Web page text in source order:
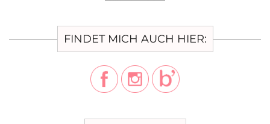
FINDET MICH AUCH HIER: